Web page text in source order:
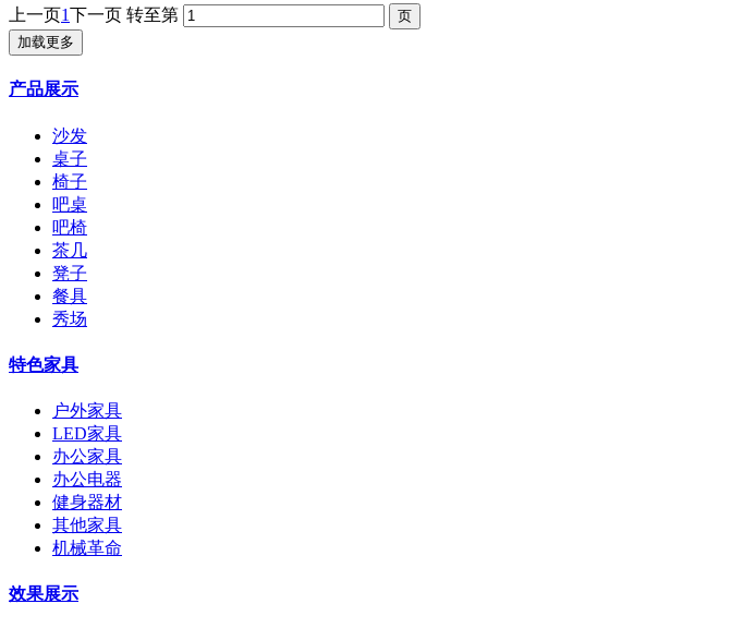
上一页1下一页 转至第
加载更多
产品展示
沙发
桌子
椅子
吧桌
吧椅
茶几
凳子
餐具
秀场
特色家具
户外家具
LED家具
办公家具
办公电器
健身器材
其他家具
机械革命
效果展示